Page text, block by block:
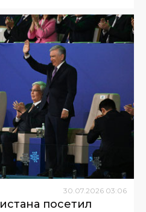
30.07.2026 03:06
посетил